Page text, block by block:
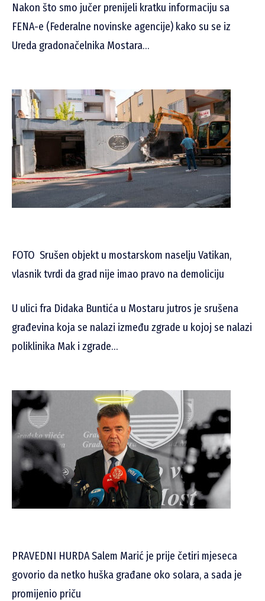
Nakon što smo jučer prenijeli kratku informaciju sa
FENA-e (Federalne novinske agencije) kako su se iz
Ureda gradonačelnika Mostara…
FOTO Srušen objekt u mostarskom naselju Vatikan,
vlasnik tvrdi da grad nije imao pravo na demoliciju
U ulici fra Didaka Buntića u Mostaru jutros je srušena
građevina koja se nalazi između zgrade u kojoj se nalazi
poliklinika Mak i zgrade…
PRAVEDNI HURDA Salem Marić je prije četiri mjeseca
govorio da netko huška građane oko solara, a sada je
promijenio priču